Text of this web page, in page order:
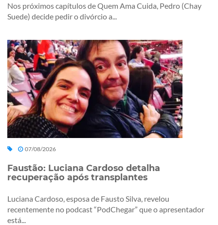
Nos próximos capítulos de Quem Ama Cuida, Pedro (Chay
Suede) decide pedir o divórcio a...
07/08/2026
Faustão: Luciana Cardoso detalha
recuperação após transplantes
Luciana Cardoso, esposa de Fausto Silva, revelou
recentemente no podcast “PodChegar” que o apresentador
está...